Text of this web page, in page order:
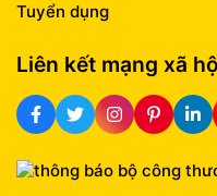
Tuyển dụng
Liên kết mạng xã